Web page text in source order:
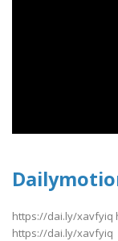
https://dai.ly/xavfyiq
https://dai.ly/xavfyiq